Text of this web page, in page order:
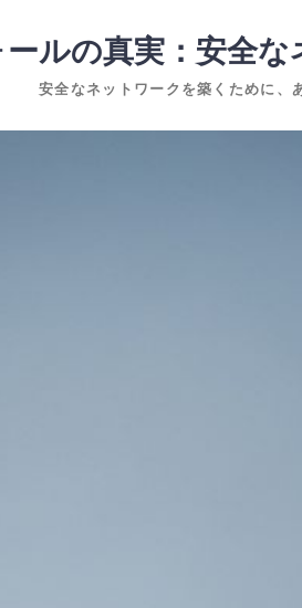
ルの真実：安全
安全なネットワークを築くために、